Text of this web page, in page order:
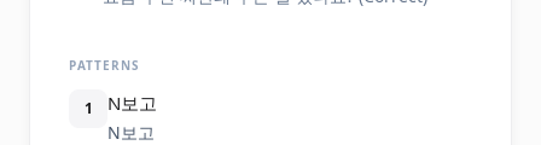
PATTERNS
1 N보고
N보고